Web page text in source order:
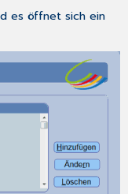
es öffnet sich ein